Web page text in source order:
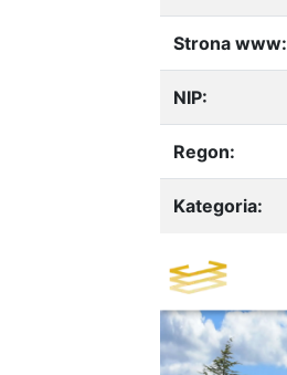
Strona www:
NIP:
Regon:
Kategoria: